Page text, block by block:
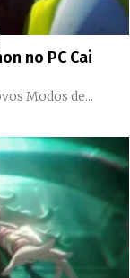
no PC Cai
Modos de...